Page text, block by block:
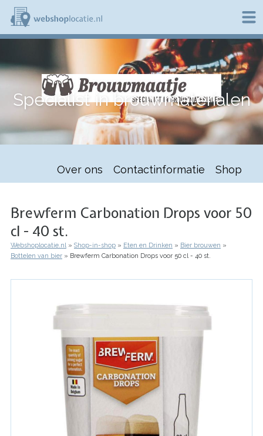
Overslaan
naar
de
b
s
o
p
o
Specialist in brouwmaterialen
Over ons Contactinformatie Shop
Brewferm Carbonation Drops voor 50
cl - 40 st.
Kruimelpad
Webshoplocatie.nl Shop-in-shop Eten en Drinken
Bier brouwen
Bottelen van bier
Brewferm Carbonation Drops voor 50 cl - 40 st.